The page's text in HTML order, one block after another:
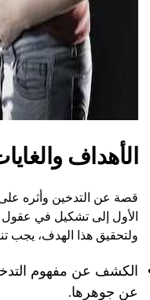
الأهداف
قصة عن التدخين وأثره
الأول إلى تشكيل في عقول
ولتحقيق هذا الهدف، يجب
الكشف عن مفهوم
عن جوهرها.